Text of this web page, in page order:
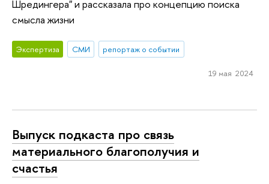
Шредингера" и рассказала про концепцию поиска
смысла жизни
Экспертиза СМИ репортаж о событии
19 мая 2024
Выпуск подкаста про связь
материального благополучия и
счастья